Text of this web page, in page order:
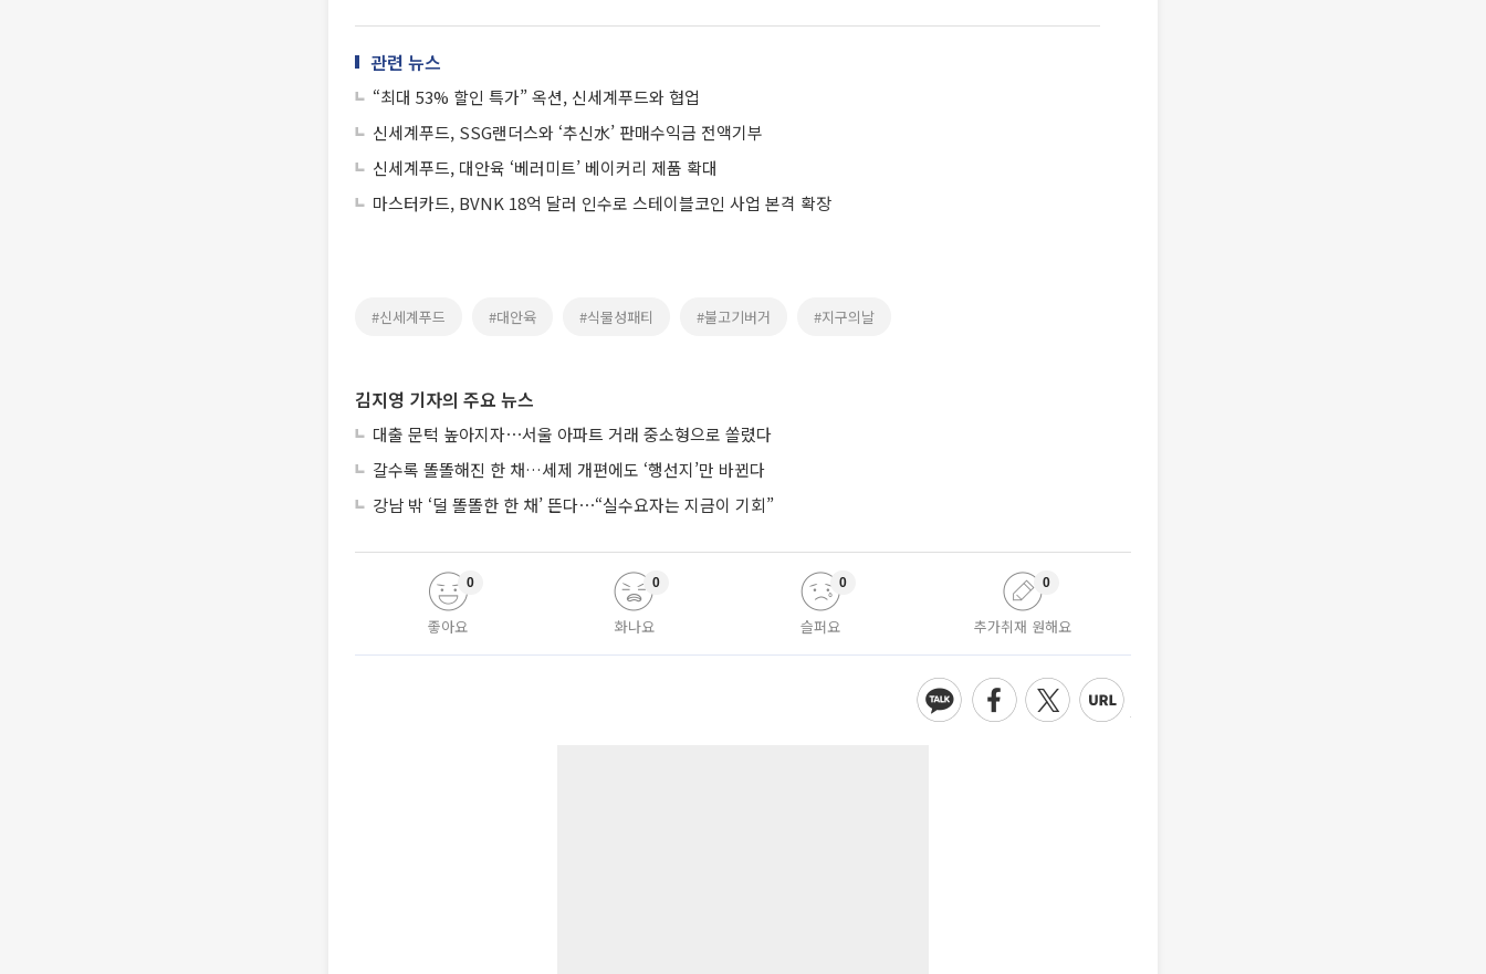
관련 뉴스
“최대 53% 할인 특가” 옥션, 신세계푸드와 협업
신세계푸드, SSG랜더스와 ‘추신水’ 판매수익금 전액기부
신세계푸드, 대안육 ‘베러미트’ 베이커리 제품 확대
마스터카드, BVNK 18억 달러 인수로 스테이블코인 사업 본격 확장
#신세계푸드 #대안육 #식물성패티 #불고기버거 #지구의날
김지영 기자의 주요 뉴스
대출 문턱 높아지자⋯서울 아파트 거래 중소형으로 쏠렸다
갈수록 똘똘해진 한 채…세제 개편에도 ‘행선지’만 바뀐다
강남 밖 ‘덜 똘똘한 한 채’ 뜬다⋯“실수요자는 지금이 기회”
좋아요
0
화나요
0
슬퍼요
0
추가취재 원해요
0